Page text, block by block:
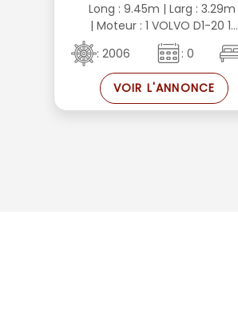
Long : 9.45m | Larg : 3.29m
| Moteur : 1 VOLVO D1-20 1...
: 2006
: 0
VOIR L'ANNONCE